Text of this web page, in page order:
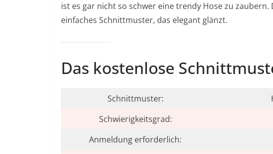
ist es gar nicht so schwer eine trendy Hose zu
einfaches Schnittmuster, das elegant glänzt.
Das kostenlose
Schnittmuster:
Schwierigkeitsgrad:
Anmeldung erforderlich: